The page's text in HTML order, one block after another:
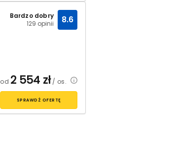
Bardzo dobry
129 opinii
8.6
od 2 554 zł/ os.
SPRAWDŹ OFERTĘ